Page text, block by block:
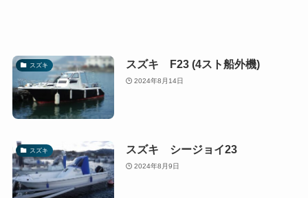
スズキ スズキ F23 (4スト船外機)
2024年8月14日
スズキ スズキ シージョイ23
2024年8月9日